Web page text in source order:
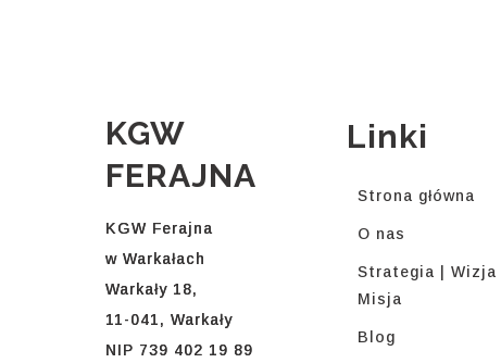
KGW
FERAJNA
KGW Ferajna
w Warkałach
Warkały 18,
11-041, Warkały
NIP 739 402 19 89
Linki
Strona główna
O nas
Strategia | Wizja |
Misja
Blog